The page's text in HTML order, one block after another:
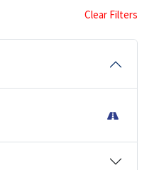
Clear Filters